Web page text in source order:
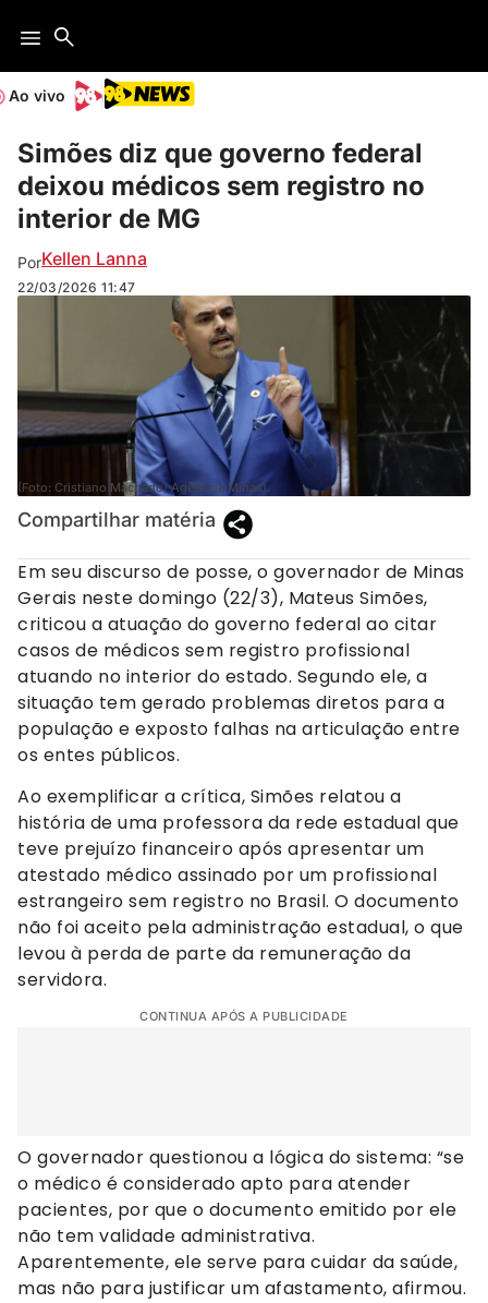
Ao vivo
Simões diz que governo federal
deixou médicos sem registro no
interior de MG
PorKellen Lanna
22/03/2026 11:47
(Foto: Cristiano Machado/ Ageência Minas).
Compartilhar matéria
Em seu discurso de posse, o governador de Minas
Gerais neste domingo (22/3), Mateus Simões,
criticou a atuação do governo federal ao citar
casos de médicos sem registro profissional
atuando no interior do estado. Segundo ele, a
situação tem gerado problemas diretos para a
população e exposto falhas na articulação entre
os entes públicos.
Ao exemplificar a crítica, Simões relatou a
história de uma professora da rede estadual que
teve prejuízo financeiro após apresentar um
atestado médico assinado por um profissional
estrangeiro sem registro no Brasil. O documento
não foi aceito pela administração estadual, o que
levou à perda de parte da remuneração da
servidora.
CONTINUA APÓS A PUBLICIDADE
O governador questionou a lógica do sistema: “se
o médico é considerado apto para atender
pacientes, por que o documento emitido por ele
não tem validade administrativa.
Aparentemente, ele serve para cuidar da saúde,
mas não para justificar um afastamento, afirmou.